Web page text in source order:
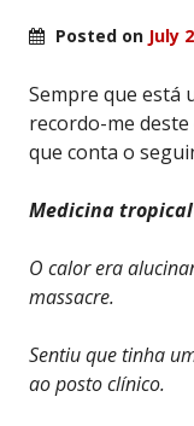
Posted on July
Sempre que está
recordo-me
que conta o
Medicina tropical
O calor era
massacre.
Sentiu que tinha
ao posto clínico.